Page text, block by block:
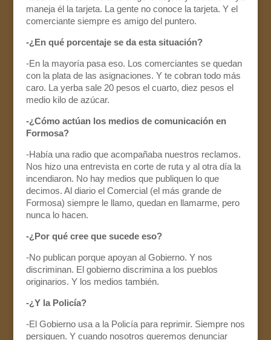
maneja él la tarjeta. La gente no conoce la tarjeta. Y el
comerciante siempre es amigo del puntero.
-¿En qué porcentaje se da esta situación?
-En la mayoría pasa eso. Los comerciantes se quedan
con la plata de las asignaciones. Y te cobran todo más
caro. La yerba sale 20 pesos el cuarto, diez pesos el
medio kilo de azúcar.
-¿Cómo actúan los medios de comunicación en
Formosa?
-Había una radio que acompañaba nuestros reclamos.
Nos hizo una entrevista en corte de ruta y al otra día la
incendiaron. No hay medios que publiquen lo que
decimos. Al diario el Comercial (el más grande de
Formosa) siempre le llamo, quedan en llamarme, pero
nunca lo hacen.
-¿Por qué cree que sucede eso?
-No publican porque apoyan al Gobierno. Y nos
discriminan. El gobierno discrimina a los pueblos
originarios. Y los medios también.
-¿Y la Policía?
-El Gobierno usa a la Policía para reprimir. Siempre nos
persiguen. Y cuando nosotros queremos denunciar